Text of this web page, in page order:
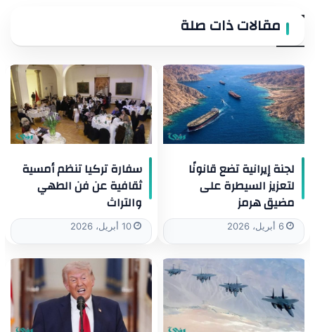
مقالات ذات صلة
لجنة إيرانية تضع قانونًا
لتعزيز السيطرة على
مضيق هرمز
6 أبريل، 2026
سفارة تركيا تنظم أمسية
ثقافية عن فن الطهي
والتراث
10 أبريل، 2026